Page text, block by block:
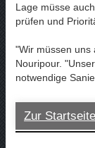
Lage müsse
prüfen und
"Wir müssen uns
Nouripour.
notwendige
Zur Startseite